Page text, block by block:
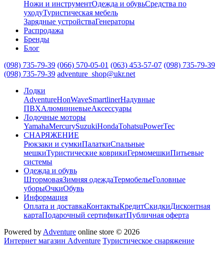
Ножи и инструментОдежда и обувьСредства по
уходуТуристическая мебель
Зарядные устройстваГенераторы
Распродажа
Бренды
Блог
(098) 735-79-39 (066) 570-05-01 (063) 453-57-07 (098) 735-79-39
(098) 735-79-39 adventure_shop@ukr.net
Лодки
AdventureHonWaveSmartlinerНадувные
ПВХАлюминиевыеАксессуары
Лодочные моторы
YamahaMercurySuzukiHondaTohatsuPowerTec
СНАРЯЖЕНИЕ
Рюкзаки и сумкиПалаткиСпальные
мешкиТуристические коврикиГермомешкиПитьевые
системы
Одежда и обувь
ШтормоваяЗимняя одеждаТермобельеГоловные
уборыОчкиОбувь
Информация
Оплата и доставкаКонтактыКредитСкидкиДисконтная
картаПодарочный сертификатПубличная оферта
Powered by Adventure online store © 2026
Интернет магазин Adventure Туристическое снаряжение